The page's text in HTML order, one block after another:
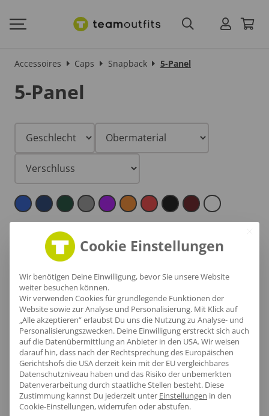
Accessoires Caps Snapback 5-Panel
5-Panel
Günstig
Preiswerte Produkte mit guter Qualität für z.B.
Events und Promotionaktionen.
Cookie Einstellungen
Wir benötigen Deine Einwilligung, bevor Sie unsere Website
weiter besuchen können.
Wir verwenden Cookies für grundlegende Funktionen der
Website sowie zur Analyse und Personalisierung. Mit Klick auf
„Alle akzeptieren“ erlaubst Du uns die Nutzung zu Analyse- und
Personalisierungszwecken. Deine Einwilligung erstreckt sich auch
auf die Datenübermittlung an Anbieter in den USA. Wir weisen
darauf hin, dass nach der Rechtsprechung des Europäischen
Gerichtshofs die USA derzeit kein mit der EU vergleichbares
Datenschutzniveau haben und das Risiko der unbemerkten
Datenverarbeitung durch staatliche Stellen besteht. Diese
Zustimmung kannst Du jederzeit unter Einstellungen in den
Cookie-Einstellungen, widerrufen oder abstufen.